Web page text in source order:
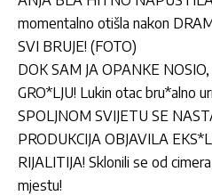
momentalno otišla nakon
SVI BRUJE! (FOTO)
DOK SAM JA OPANKE
GRO*LJU! Lukin otac bru*alno
SPOLJNOM SVIJETU SE
PRODUKCIJA OBJAVILA
RIJALITIJA! Sklonili se od
mjestu!